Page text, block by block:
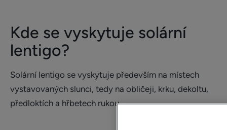
Kde se vyskytuje solární
lentigo?
Solární lentigo se vyskytuje především na místech
vystavovaných slunci, tedy na obličeji, krku, dekoltu,
předloktích a hřbetech rukou.